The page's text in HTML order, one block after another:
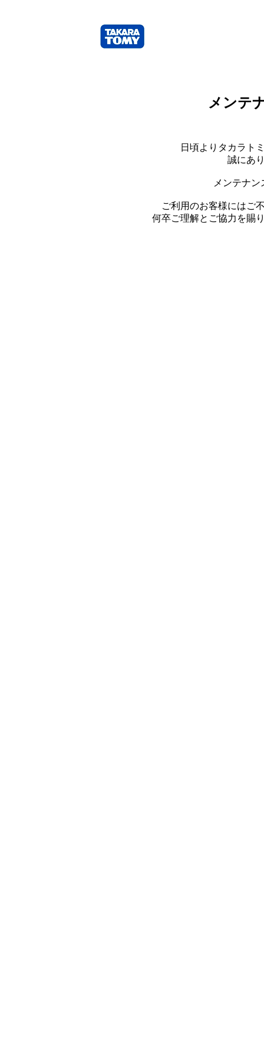
メンテ
日頃よりタカラト
誠にあ
メンテナ
ご利用のお客様にはご
何卒ご理解とご協力を賜